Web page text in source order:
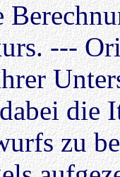
---
die
zu